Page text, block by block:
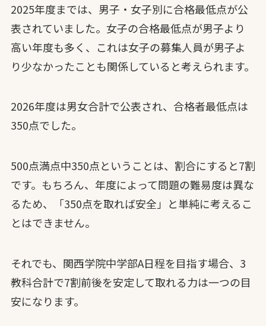
2025年度までは、男子・女子別に合格最低点が公
表されていました。女子の合格最低点が男子より
高い年度も多く、これは女子の募集人員が男子よ
り少なかったことも関係していると考えられます。
2026年度は男女合計で公表され、合格者最低点は
350点でした。
500点満点中350点ということは、割合にすると7割
です。もちろん、年度によって問題の難易度は異な
るため、「350点を取れば安全」と単純に考えるこ
とはできません。
それでも、関西学院中学部A日程を目指す場合、3
教科合計で7割前後を安定して取れる力は一つの目
安になります。